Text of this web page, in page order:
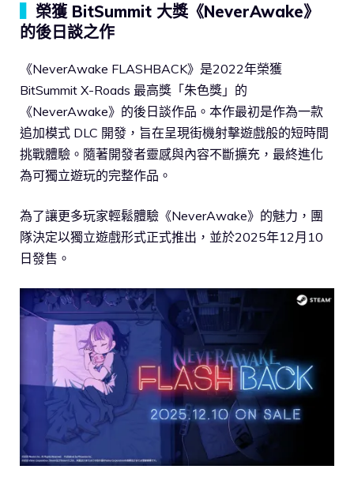
榮獲 BitSummit 大獎《NeverAwake》
的後日談之作
《NeverAwake FLASHBACK》是2022年榮獲
BitSummit X-Roads 最高獎「朱色獎」的
《NeverAwake》的後日談作品。本作最初是作為一款
追加模式 DLC 開發，旨在呈現街機射擊遊戲般的短時間
挑戰體驗。隨著開發者靈感與內容不斷擴充，最終進化
為可獨立遊玩的完整作品。
為了讓更多玩家輕鬆體驗《NeverAwake》的魅力，團
隊決定以獨立遊戲形式正式推出，並於2025年12月10
日發售。